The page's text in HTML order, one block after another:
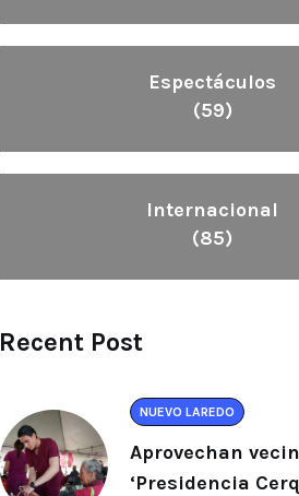
Espectáculos
(59)
Internacional
(85)
Recent Post
NUEVO LAREDO
Aprovechan
‘Presidencia